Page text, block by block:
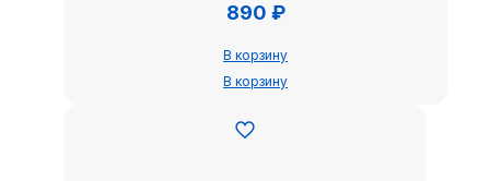
890 ₽
В корзину
В корзину